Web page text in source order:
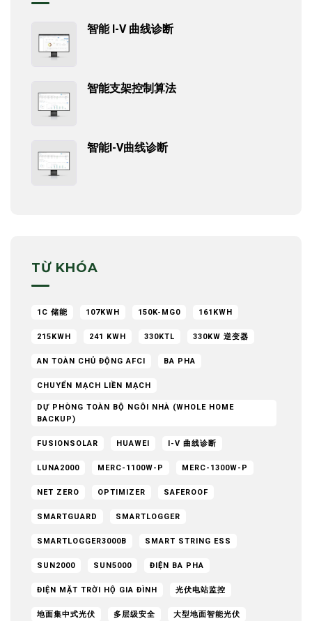
智能 I-V 曲线诊断
智能支架控制算法
智能I-V曲线诊断
TỪ KHÓA
1C 储能 107KWH 150K-MG0 161KWH
215KWH 241 KWH 330KTL 330KW 逆变器
AN TOÀN CHỦ ĐỘNG AFCI BA PHA
CHUYỂN MẠCH LIỀN MẠCH
DỰ PHÒNG TOÀN BỘ NGÔI NHÀ (WHOLE HOME
BACKUP)
FUSIONSOLAR HUAWEI I-V 曲线诊断
LUNA2000 MERC-1100W-P MERC-1300W-P
NET ZERO OPTIMIZER SAFEROOF
SMARTGUARD SMARTLOGGER
SMARTLOGGER3000B SMART STRING ESS
SUN2000 SUN5000 ĐIỆN BA PHA
ĐIỆN MẶT TRỜI HỘ GIA ĐÌNH 光伏电站监控
地面集中式光伏 多层级安全 大型地面智能光伏